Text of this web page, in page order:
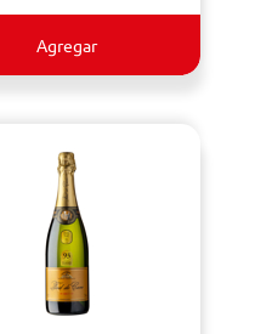
Agregar